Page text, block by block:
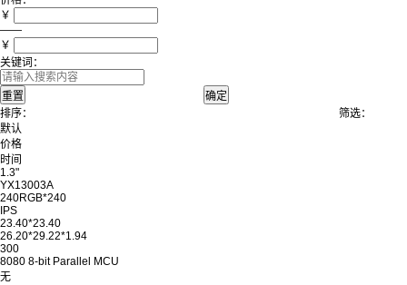
￥
——
￥
关键词：
排序：
默认
价格
时间
筛选：
1.3"
YX13003A
240RGB*240
IPS
23.40*23.40
26.20*29.22*1.94
300
8080 8-bit Parallel MCU
无